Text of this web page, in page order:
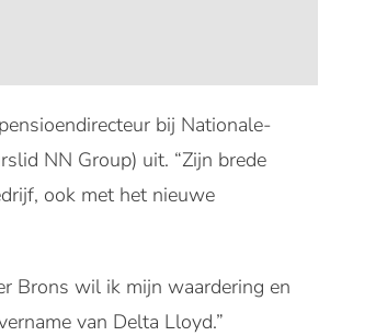
bij Nationale-
NN Group) uit. “Zijn brede
ook met het nieuwe
Brons wil ik mijn waardering en
van Delta Lloyd.”